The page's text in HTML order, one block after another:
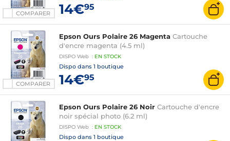
COMPARER 14€95
COMPARER
Epson Ours Polaire 26 Magenta Cartouche
d'encre magenta (4.5 ml)
DISPO Web : EN STOCK
Dispo dans 1 boutique
14€95
Epson Ours Polaire 26 Noir Cartouche d'encre
noir spécial photo (6.2 ml)
DISPO Web : EN STOCK
Dispo dans 1 boutique